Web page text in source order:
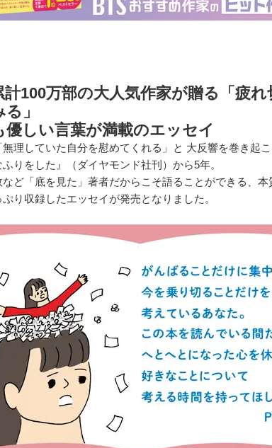
計100万部の大人気作家が贈る「疲
」
優しい言葉が満載のエッセイ
無理していた自分を慰めてくれる」と 大反響を巻き起
りをした』（ダイヤモンド社刊）から5年。
ど「底を見た」著者だからこそ語ることができる、
り収録したエッセイが発売となりました。